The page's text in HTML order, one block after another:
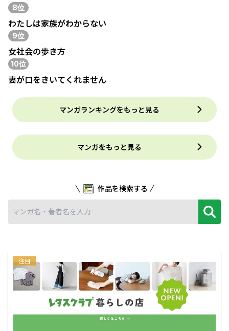
8位
わたしは家族がわからない
9位
女社会の歩き方
10位
妻が口をきいてくれません
マンガランキングをもっと見る
マンガをもっと見る
作品を検索する
注目